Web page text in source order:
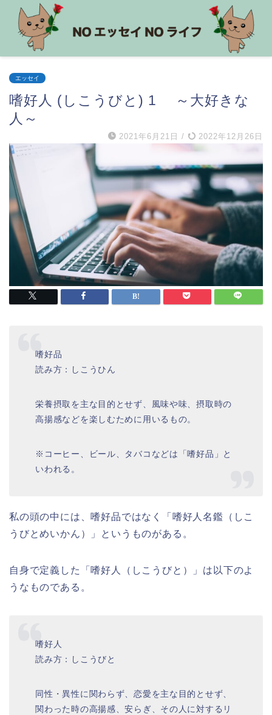
エッセイ
嗜好人 (しこうびと) 1 ～大好きな
人～
2021年6月21日 / 2022年12月26日
嗜好品
読み方：しこうひん
栄養摂取を主な目的とせず、風味や味、摂取時の
高揚感などを楽しむために用いるもの。
※コーヒー、ビール、タバコなどは「嗜好品」と
いわれる。
私の頭の中には、嗜好品ではなく「嗜好人名鑑（しこ
うびとめいかん）」というものがある。
自身で定義した「嗜好人（しこうびと）」は以下のよ
うなものである。
嗜好人
読み方：しこうびと
同性・異性に関わらず、恋愛を主な目的とせず、
関わった時の高揚感、安らぎ、その人に対するリ